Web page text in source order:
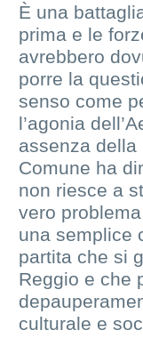
È una
prima e le
avrebbero
porre la
senso come
l’agonia
assenza
Comune ha
non riesce a
vero
una semplice
partita che si
Reggio e che
culturale e